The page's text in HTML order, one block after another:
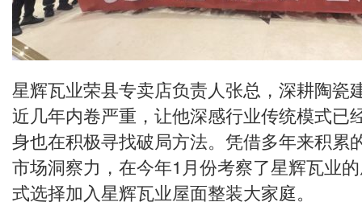
星辉瓦业荣县专卖店负责人张总，深耕陶瓷
近几年内卷严重，让他深感行业传统模式已
身也在积极寻找破局方法。凭借多年来积累
市场洞察力，在今年1月份考察了星辉瓦业
式选择加入星辉瓦业屋面整装大家庭。